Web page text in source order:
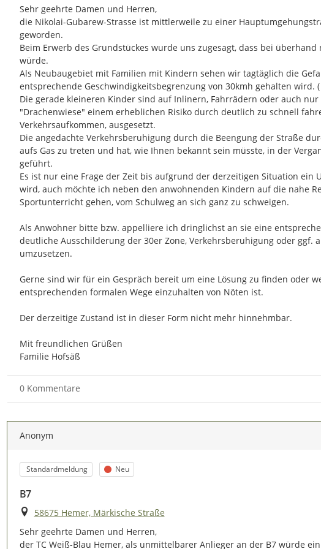
Benachrichtigungen erhalten
werden.
Und so können Sie uns Ihre
Lesen Sie den beigefügten
Entwurf des
finden Sie oben links auf
Teilen Sie uns Ihre Meinung
E-Mail-Adresse ist dabei
Geben Sie uns z.B. Hinweise auf
sich mit konkreten Vorschlägen
Klicken Sie auf den Button
Wählen Sie die relevante
Verschieben oder
Jede Einsendung wird
Sehr geehrte Damen und Herren,
die Nikolai-Gubarew-Strasse ist mittlerweile zu einer
geworden.
Beim Erwerb des Grundstückes wurde uns zugesagt, dass bei
würde.
Als Neubaugebiet mit Familien mit Kindern sehen wir tagtäglich die
entsprechende Geschwindigkeitsbegrenzung von 30kmh gehalten wird.
Die gerade kleineren Kinder sind auf Inlinern, Fahrrädern oder auch
"Drachenwiese" einem erheblichen Risiko durch deutlich zu schnell
Verkehrsaufkommen, ausgesetzt.
Die angedachte Verkehrsberuhigung durch die Beengung der Straße
aufs Gas zu treten und hat, wie Ihnen bekannt sein müsste, in der
geführt.
Es ist nur eine Frage der Zeit bis aufgrund der derzeitigen Situation ein
wird, auch möchte ich neben den anwohnenden Kindern auf die nahe
Sportunterricht gehen, vom Schulweg an sich ganz zu schweigen.
Als Anwohner bitte bzw. appelliere ich dringlichst an sie eine
deutliche Ausschilderung der 30er Zone, Verkehrsberuhigung oder ggf.
umzusetzen.
Gerne sind wir für ein Gespräch bereit um eine Lösung zu finden oder
entsprechenden formalen Wege einzuhalten von Nöten ist.
Der derzeitige Zustand ist in dieser Form nicht mehr hinnehmbar.
Mit freundlichen Grüßen
Familie Hofsäß
0 Kommentare
Anonym
Kategorie
Standardmeldung Status
Neu
B7
Ort
58675 Hemer, Märkische Straße
Sehr geehrte Damen und Herren,
der TC Weiß-Blau Hemer, als unmittelbarer Anlieger an der B7 würde